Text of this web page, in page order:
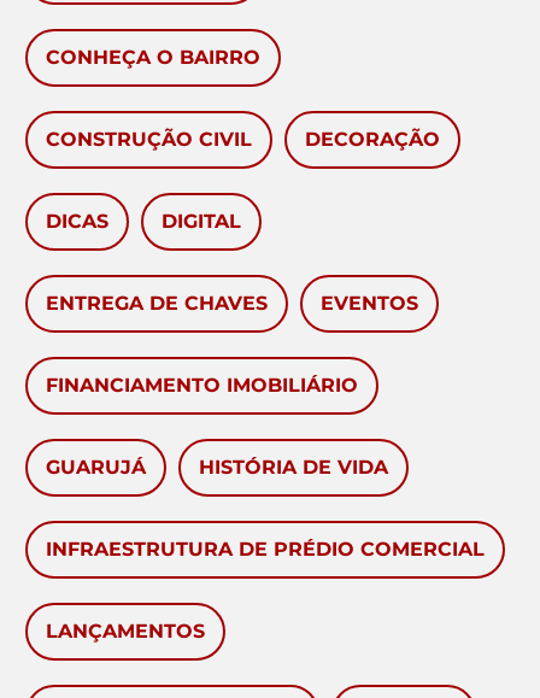
CONHEÇA O BAIRRO
CONSTRUÇÃO CIVIL DECORAÇÃO
DICAS DIGITAL
ENTREGA DE CHAVES EVENTOS
FINANCIAMENTO IMOBILIÁRIO
GUARUJÁ HISTÓRIA DE VIDA
INFRAESTRUTURA DE PRÉDIO COMERCIAL
LANÇAMENTOS